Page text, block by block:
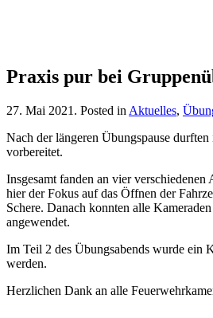
Praxis pur bei
27. Mai 2021 . Posted in Aktuelles,
Nach der längeren Übungspause
vorbereitet.
Insgesamt fanden an vier
hier der Fokus auf das Öffnen der
Schere. Danach konnten alle
angewendet.
Im Teil 2 des Übungsabends wurde ein
werden.
Herzlichen Dank an alle